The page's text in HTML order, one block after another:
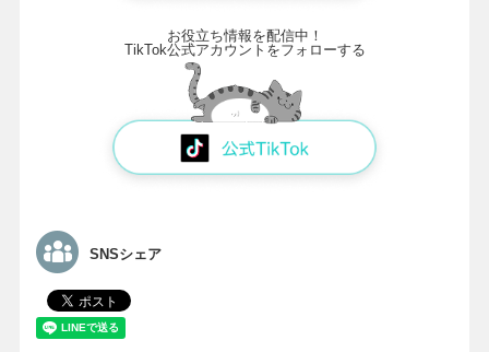
お役立ち情報を配信中！
TikTok公式アカウントをフォローする
SNSシェア